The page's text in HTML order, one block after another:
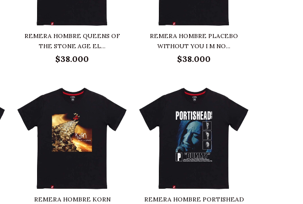
REMERA HOMBRE QUEENS OF
THE STONE AGE EL...
$38.000
REMERA HOMBRE PLACEBO
WITHOUT YOU I M NO...
$38.000
REMERA HOMBRE KORN
REMERA HOMBRE PORTISHEAD